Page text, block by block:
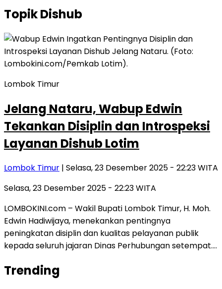
TopikDishub
Lombok Timur
Jelang Nataru, Wabup Edwin
Tekankan Disiplin dan Introspeksi
Layanan Dishub Lotim
Lombok Timur | Selasa, 23 Desember 2025 - 22:23 WITA
Selasa, 23 Desember 2025 - 22:23 WITA
LOMBOKINI.com – Wakil Bupati Lombok Timur, H. Moh.
Edwin Hadiwijaya, menekankan pentingnya
peningkatan disiplin dan kualitas pelayanan publik
kepada seluruh jajaran Dinas Perhubungan setempat….
Trending